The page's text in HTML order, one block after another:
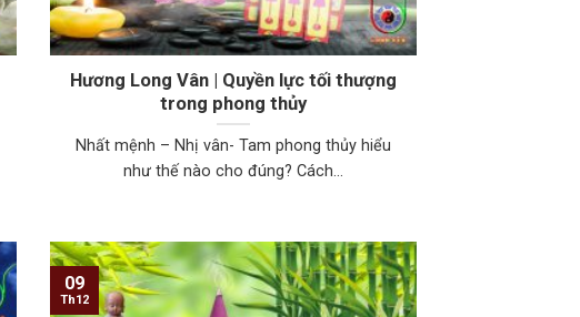
Hương Long Vân | Quyền lực tối thượng
trong phong thủy
Nhất mệnh – Nhị vân- Tam phong thủy hiểu
như thế nào cho đúng? Cách...
09
Th12